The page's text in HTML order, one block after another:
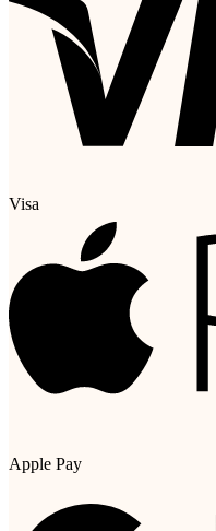
Visa
Apple Pay